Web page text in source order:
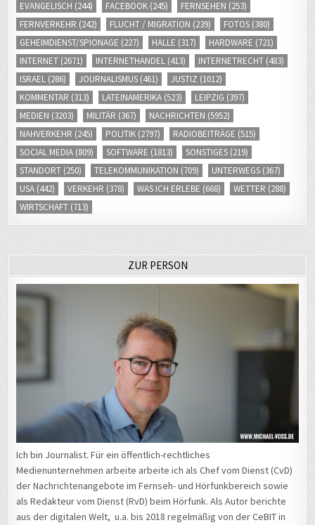
EVANGELISCH (244) FACEBOOK (245) FERNSEHEN (253)
FERNVERKEHR (242) FLUCHT / MIGRATION (239) FOTOS (380)
GEHEIMDIENST/SPIONAGE (227) HALLE (317) HARDWARE (721)
INTERNET (2671) INTERNETHANDEL (413) INTERNETRECHT (483)
ISRAEL (286) JOURNALISMUS (461) JUSTIZ (1012)
KOMMENTAR (313) LATEINAMERIKA (523) LEIPZIG (397)
MEDIEN (3203) MILITÄR (367) NACHRICHTEN (5952)
NAHVERKEHR (245) POLITIK (2797) RADIOBEITRÄGE (515)
SOCIAL MEDIA (809) SOFTWARE (1813) SONSTIGES (219)
STANDORT (250) TELEKOMMUNIKATION (709) UNTERWEGS (367)
USA (442) VERKEHR (378) WAS ICH ERLEBE (668) WETTER (288)
WIRTSCHAFT (713)
ZUR PERSON
Ich bin Journalist. Für ein öffentlich-rechtliches
Medienunternehmen arbeite arbeite ich als Chef vom Dienst (CvD)
der Nachrichtenangebote im Fernseh- und Hörfunkbereich sowie
als Redakteur vom Dienst (RvD) beim Hörfunk. Als Autor berichte
aus der digitalen Welt, u.a. bis 2018 regelmäßig von der CeBIT in